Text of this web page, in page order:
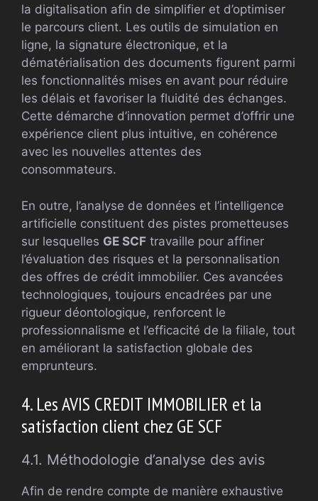
la digitalisation afin de simplifier et d’optimiser
le parcours client. Les outils de simulation en
ligne, la signature électronique, et la
dématérialisation des documents figurent parmi
les fonctionnalités mises en avant pour réduire
les délais et favoriser la fluidité des échanges.
Cette démarche d’innovation permet d’offrir une
expérience client plus intuitive, en cohérence
avec les nouvelles attentes des
consommateurs.
En outre, l’analyse de données et l’intelligence
artificielle constituent des pistes prometteuses
sur lesquelles GE SCF travaille pour affiner
l’évaluation des risques et la personnalisation
des offres de crédit immobilier. Ces avancées
technologiques, toujours encadrées par une
rigueur déontologique, renforcent le
professionnalisme et l’efficacité de la filiale, tout
en améliorant la satisfaction globale des
emprunteurs.
4. Les AVIS CREDIT IMMOBILIER et la
satisfaction client chez GE SCF
4.1. Méthodologie d’analyse des avis
Afin de rendre compte de manière exhaustive